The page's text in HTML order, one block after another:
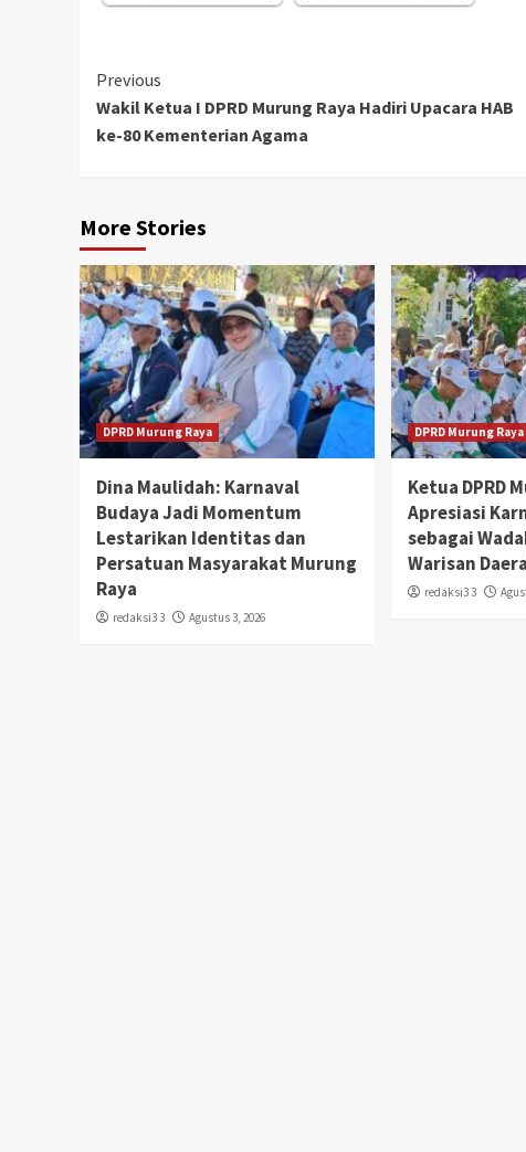
Continue
Reading
Previous
Wakil Ketua I DPRD Murung Raya Hadiri Upacara HAB
ke-80 Kementerian Agama
More Stories
DPRD Murung Raya
Dina Maulidah: Karnaval
Budaya Jadi Momentum
Lestarikan Identitas dan
Persatuan Masyarakat Murung
Raya
redaksi3 3 Agustus 3, 2026
DPRD Murung Raya
Ketua DPRD
Apresiasi
sebagai
Warisan
redaksi3 3